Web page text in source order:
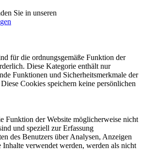
Sie in unseren
für die ordnungsgemäße Funktion der
Diese Kategorie enthält nur
Funktionen und Sicherheitsmerkmale der
Cookies speichern keine persönlichen
Funktion der Website möglicherweise nicht
und speziell zur Erfassung
des Benutzers über Analysen, Anzeigen
Inhalte verwendet werden, werden als nicht